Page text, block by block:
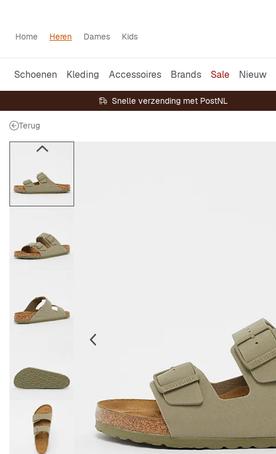
Home Heren Dames Kids
Schoenen Kleding Accessoires Brands Sale Nieuw
Snelle verzending met PostNL
Terug